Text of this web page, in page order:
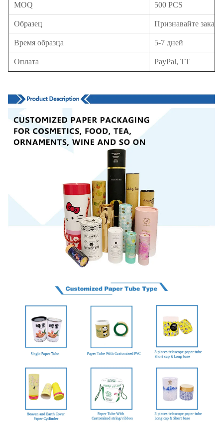
MOQ 500 PCS
Образец Признавайте заказ
Время образца 5-7 дней
Оплата PayPal, TT